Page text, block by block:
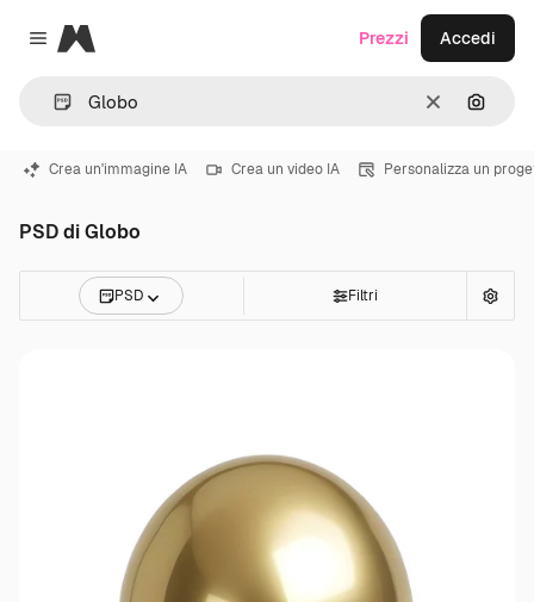
Close menu
Magnific
CancellaCerca
Prezzi Accedi
Crea un'immagine IA Crea un video IA Personalizza un
PSD di Globo
PSD Filtri